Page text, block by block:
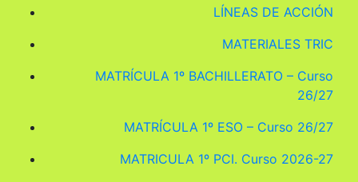
LÍNEAS DE ACCIÓN
MATERIALES TRIC
MATRÍCULA 1º BACHILLERATO – Curso
26/27
MATRÍCULA 1º ESO – Curso 26/27
MATRICULA 1º PCI. Curso 2026-27